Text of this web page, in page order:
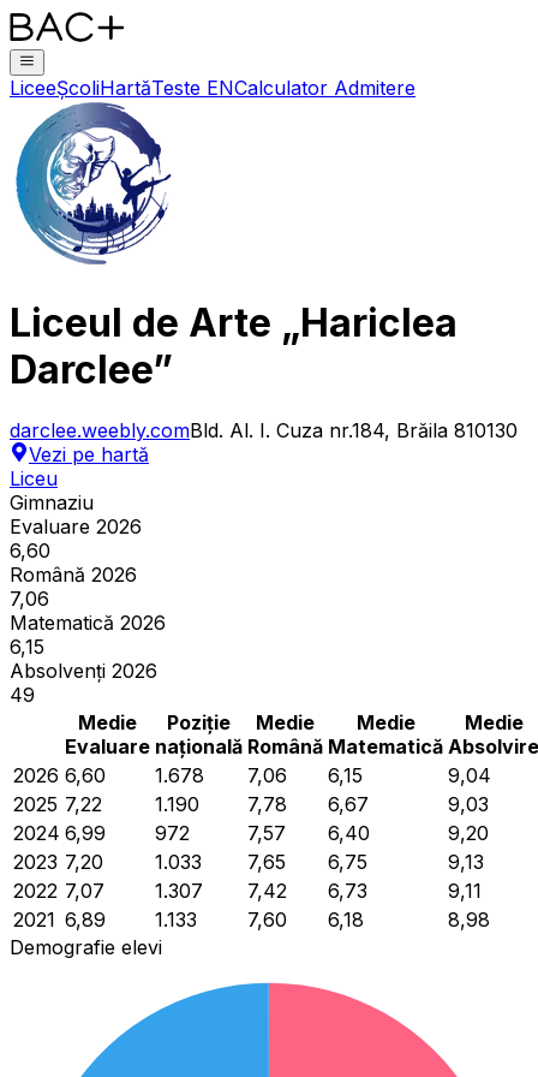
LiceeȘcoliHartăTeste ENCalculator Admitere
Liceul de Arte „Hariclea
Darclee”
darclee.weebly.comBld. Al. I. Cuza nr.184, Brăila 810130
Vezi pe hartă
Liceu
Gimnaziu
Evaluare 2026
6,60
Română 2026
7,06
Matematică 2026
6,15
Absolvenți 2026
49
Medie
Evaluare
Poziție
națională
Medie
Română
Medie
Matematică
Medie
Absolvire
2026 6,60 1.678 7,06 6,15
9,04
2025 7,22 1.190 7,78 6,67
9,03
2024 6,99 972 7,57 6,40
9,20
2023 7,20 1.033 7,65 6,75
9,13
2022 7,07 1.307 7,42 6,73
9,11
2021 6,89 1.133 7,60 6,18
8,98
Demografie elevi